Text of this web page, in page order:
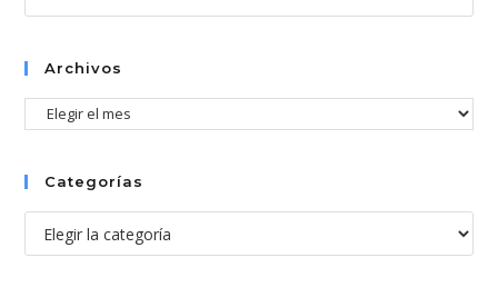
el
Archivos
Archivos
Categorías
Categorías